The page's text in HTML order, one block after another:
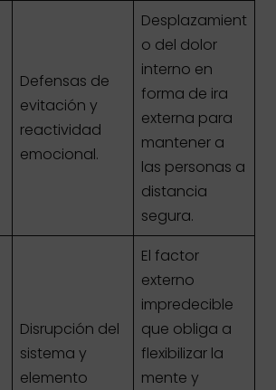
Defensas de
evitación y
reactividad
emocional.
Desplazamient
o del dolor
interno en
forma de ira
externa para
mantener a
las personas a
distancia
segura.
Disrupción del
sistema y
elemento
El factor
externo
impredecible
que obliga a
flexibilizar la
mente y